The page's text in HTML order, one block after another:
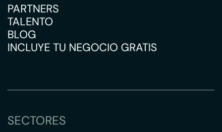
PARTNERS
TALENTO
BLOG
INCLUYE TU NEGOCIO GRATIS
SECTORES